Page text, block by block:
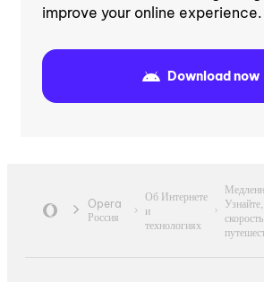
improve your online experience.
Download now
Opera
Россия
Об Интернете
и
технологиях